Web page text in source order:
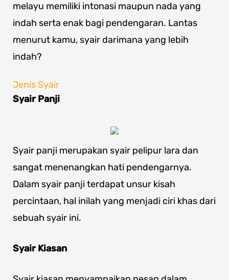
melayu memiliki intonasi maupun nada yang
indah serta enak bagi pendengaran. Lantas
menurut kamu, syair darimana yang lebih
indah?
Jenis Syair
Syair Panji
Syair panji merupakan syair pelipur lara dan
sangat menenangkan hati pendengarnya.
Dalam syair panji terdapat unsur kisah
percintaan, hal inilah yang menjadi ciri khas dari
sebuah syair ini.
Syair Kiasan